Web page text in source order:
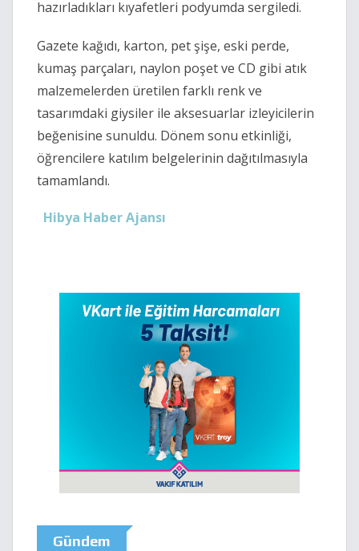
hazırladıkları kıyafetleri podyumda sergiledi.
Gazete kağıdı, karton, pet şişe, eski perde,
kumaş parçaları, naylon poşet ve CD gibi atık
malzemelerden üretilen farklı renk ve
tasarımdaki giysiler ile aksesuarlar izleyicilerin
beğenisine sunuldu. Dönem sonu etkinliği,
öğrencilere katılım belgelerinin dağıtılmasıyla
tamamlandı.
Hibya Haber Ajansı
Gündem